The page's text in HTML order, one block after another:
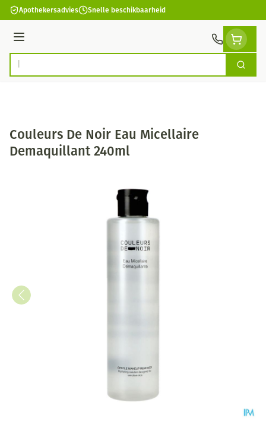
Ga naar de inhoud
Apothekersadvies Snelle beschikbaarheid
Menu
Product, merk, categorie... Zoek
Couleurs De Noir Eau Micellaire
Demaquillant 240ml